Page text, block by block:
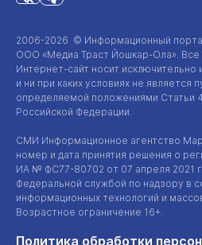
2006-2026 © Информационный
ООО «Медиа Траст Йошкар-Ола».
Интернет-сайт носит
и ни при каких условиях не является
определяемой положениями Статьи
Российской Федерации.
СМИ Информационное агентство
номер и дата принятия решения о
ИА № ФС77-80702 от 07 апреля 2021
Федеральной службой по надзору в
информационных технологий и
Возрастное ограничение 16+.
Политика обработки